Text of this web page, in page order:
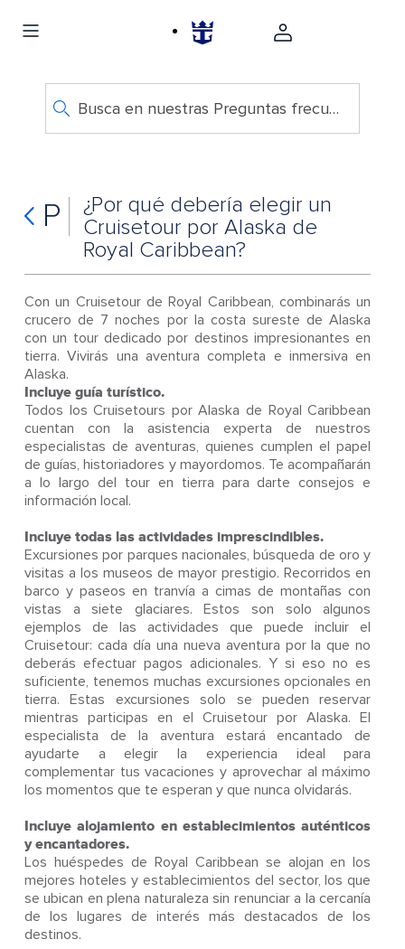
Busca en nuestras Preguntas frecuentes
P
¿Por qué debería elegir un
Cruisetour por Alaska de
Royal Caribbean?
Con un Cruisetour de Royal Caribbean, combinarás un
crucero de 7 noches por la costa sureste de Alaska
con un tour dedicado por destinos impresionantes en
tierra. Vivirás una aventura completa e inmersiva en
Alaska.
Incluye guía turístico.
Todos los Cruisetours por Alaska de Royal Caribbean
cuentan con la asistencia experta de nuestros
especialistas de aventuras, quienes cumplen el papel
de guías, historiadores y mayordomos. Te acompañarán
a lo largo del tour en tierra para darte consejos e
información local.
Incluye todas las actividades imprescindibles.
Excursiones por parques nacionales, búsqueda de oro y
visitas a los museos de mayor prestigio. Recorridos en
barco y paseos en tranvía a cimas de montañas con
vistas a siete glaciares. Estos son solo algunos
ejemplos de las actividades que puede incluir el
Cruisetour: cada día una nueva aventura por la que no
deberás efectuar pagos adicionales. Y si eso no es
suficiente, tenemos muchas excursiones opcionales en
tierra. Estas excursiones solo se pueden reservar
mientras participas en el Cruisetour por Alaska. El
especialista de la aventura estará encantado de
ayudarte a elegir la experiencia ideal para
complementar tus vacaciones y aprovechar al máximo
los momentos que te esperan y que nunca olvidarás.
Incluye alojamiento en establecimientos auténticos
y encantadores.
Los huéspedes de Royal Caribbean se alojan en los
mejores hoteles y establecimientos del sector, los que
se ubican en plena naturaleza sin renunciar a la cercanía
de los lugares de interés más destacados de los
destinos.